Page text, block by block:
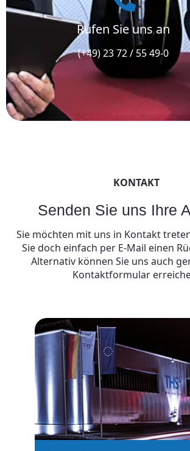
Rufen Sie uns an
(+49) 23 72 / 55 49-0
KONTAKT
Senden Sie uns Ihre
Sie möchten mit uns in Kontakt
Sie doch einfach per E-Mail einen
Alternativ können Sie uns auch
Kontaktformular